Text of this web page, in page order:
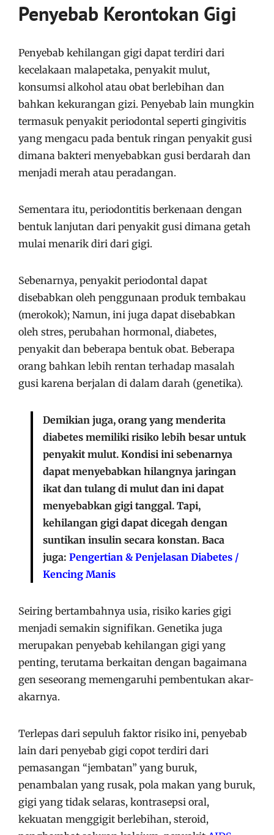
Penyebab Kerontokan Gigi
Penyebab kehilangan gigi dapat terdiri dari
kecelakaan malapetaka, penyakit mulut,
konsumsi alkohol atau obat berlebihan dan
bahkan kekurangan gizi. Penyebab lain mungkin
termasuk penyakit periodontal seperti gingivitis
yang mengacu pada bentuk ringan penyakit gusi
dimana bakteri menyebabkan gusi berdarah dan
menjadi merah atau peradangan.
Sementara itu, periodontitis berkenaan dengan
bentuk lanjutan dari penyakit gusi dimana getah
mulai menarik diri dari gigi.
Sebenarnya, penyakit periodontal dapat
disebabkan oleh penggunaan produk tembakau
(merokok); Namun, ini juga dapat disebabkan
oleh stres, perubahan hormonal, diabetes,
penyakit dan beberapa bentuk obat. Beberapa
orang bahkan lebih rentan terhadap masalah
gusi karena berjalan di dalam darah (genetika).
Demikian juga, orang yang menderita
diabetes memiliki risiko lebih besar untuk
penyakit mulut. Kondisi ini sebenarnya
dapat menyebabkan hilangnya jaringan
ikat dan tulang di mulut dan ini dapat
menyebabkan gigi tanggal. Tapi,
kehilangan gigi dapat dicegah dengan
suntikan insulin secara konstan. Baca
juga: Pengertian & Penjelasan Diabetes /
Kencing Manis
Seiring bertambahnya usia, risiko karies gigi
menjadi semakin signifikan. Genetika juga
merupakan penyebab kehilangan gigi yang
penting, terutama berkaitan dengan bagaimana
gen seseorang memengaruhi pembentukan akar-
akarnya.
Terlepas dari sepuluh faktor risiko ini, penyebab
lain dari penyebab gigi copot terdiri dari
pemasangan “jembatan” yang buruk,
penambalan yang rusak, pola makan yang buruk,
gigi yang tidak selaras, kontrasepsi oral,
kekuatan menggigit berlebihan, steroid,